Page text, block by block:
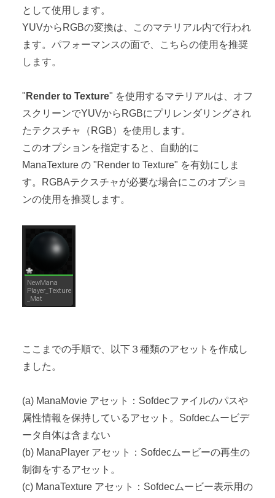
として使用します。
YUVからRGBの変換は、このマテリアル内で行われ
ます。パフォーマンスの面で、こちらの使用を推奨
します。
" Render to Texture" を使用するマテリアルは、オフ
スクリーンでYUVからRGBにプリレンダリングされ
たテクスチャ（RGB）を使用します。
このオプションを指定すると、自動的に
ManaTexture の "Render to Texture" を有効にしま
す。RGBAテクスチャが必要な場合にこのオプショ
ンの使用を推奨します。
ここまでの手順で、以下３種類のアセットを作成し
ました。
(a) ManaMovie アセット：Sofdecファイルのパスや
属性情報を保持しているアセット。Sofdecムービデ
ータ自体は含まない
(b) ManaPlayer アセット：Sofdecムービーの再生の
制御をするアセット。
(c) ManaTexture アセット：Sofdecムービー表示用の